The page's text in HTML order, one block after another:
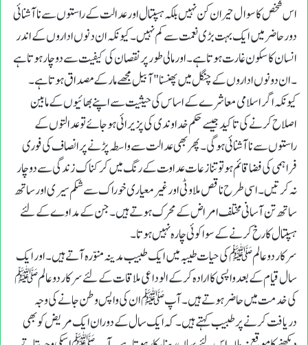
اس شخص کا سوال حیران کن نہیں بلکہ ہسپتال اور عدالت کے راستوں سے نا آشنائی
دور حاضر میں ایک بہت بڑی نعمت سے کم نہیں ۔ کیونکہ ان دنوں اداروں کے اندر
انسان کا سکون غارت ہوتا ہے ۔ اور مالی طور پر نقصان کی کیفیت سے دوچار ہوتا ہے
۔ ان دونوں اداروں کے چنگل میں پھنسنا "آبیل مجھے مار کے مصداق ہو تا ہے ۔
کیونکہ اگر اسلامی معاشرے کے اساس کی حیثیت سے اپنے بھائیوں کے مابین
اصلاح کر نے کی تاکید جیسے حکم خداوندی کی پزیرائی ہوجائے تو عدالتوں کے
راستوں سے نا آشنائی ہوگی ۔ پھر بھی عدالت سے واسطہ پڑنے پر انصاف کی فوری
فراہمی کی فضا قائم ہو تو تنازعات عداوت کے رنگ میں کر کناک زندگی سے دوچار
نہ کرتیں ۔ اسی طرح ناقص ملاوٹی اور غیر معیاری خوراک سے شکم سیری اور ساتھ
ساتھ تن آسانی مختلف امراض کے محرک ہوتے ہیں ۔ جن کے مداوے کے لئے
ہسپتال کا رخ کرنے کے سوا کوئی چارہ نہیں ہوتا ۔
سرکار دو عالم ﷺ کی حیات طیبہ میں ایک طبیب مدینہ منوّرہ آتے ہیں ۔ اور ایک
سال قیام کے بعد واپسی کا ارادہ کر کے الوداعی ملاقات کے لئے سرکار دو عالم ﷺ
کی خدمت میں حاضر ہوتے ہیں ۔ آپ ﷺ ان کی واپس وطن جانے کی وجہ
دریافت کرنے پر طبیب کہتے ہیں ۔ کہ ایک سال کے دوران ایک مریض کو بھی